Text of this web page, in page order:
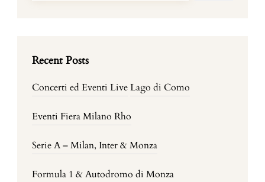
Recent Posts
Concerti ed Eventi LiveLago di Como
Eventi Fiera Milano Rho
Serie A – Milan, Inter & Monza
Formula 1 & Autodromo di Monza